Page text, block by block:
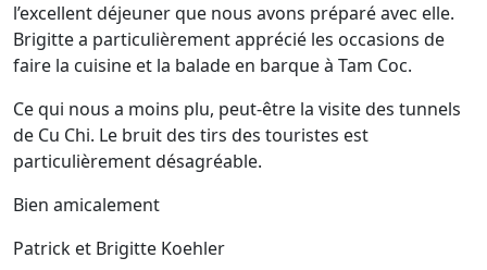
l’excellent déjeuner que nous avons préparé avec elle.
Brigitte a particulièrement apprécié les occasions de
faire la cuisine et la balade en barque à Tam Coc.
Ce qui nous a moins plu, peut-être la visite des tunnels
de Cu Chi. Le bruit des tirs des touristes est
particulièrement désagréable.
Bien amicalement
Patrick et Brigitte Koehler